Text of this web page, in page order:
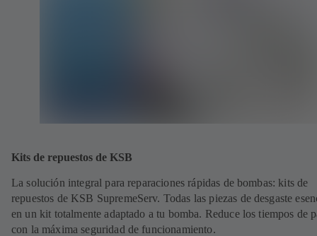
Kits de repuestos de KSB
La solución integral para reparaciones rápidas de bombas: kits de
repuestos de KSB SupremeServ. Todas las piezas de desgaste
en un kit totalmente adaptado a tu bomba. Reduce los tiempos de
con la máxima seguridad de funcionamiento.